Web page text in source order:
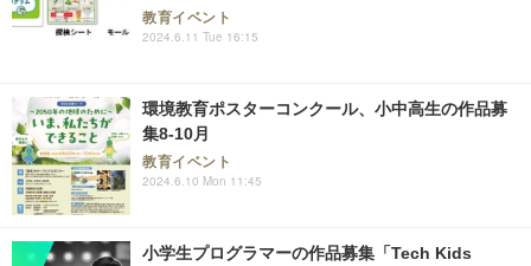
教育イベント
2024.6.11 Tue 16:15
環境教育ポスターコンクール、小中高生の作品募
集8-10月
教育イベント
2024.6.10 Mon 11:45
小学生プログラマーの作品募集「Tech Kids